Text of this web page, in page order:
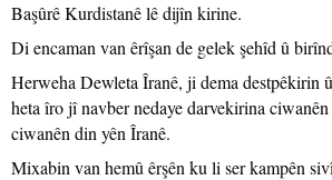
Başûrê Kurdistanê lê dijîn kirine.
Di encaman van êrîşan de gelek şehîd û
Herweha Dewleta Îranê, ji dema destpêkirin
heta îro jî navber nedaye darvekirina
ciwanên din yên Îranê.
Mixabin van hemû êrşên ku li ser kampên